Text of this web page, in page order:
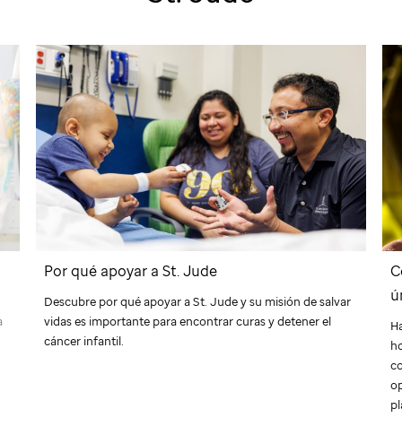
Por qué apoyar aSt. Jude
Descubre por qué apoyar aSt. Judey su misión de salvar
vidas es importante para encontrar curas y detener el
cáncer infantil.